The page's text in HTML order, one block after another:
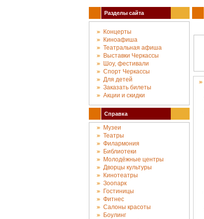
Разделы сайта
Концерты
Киноафиша
Театральная афиша
Выставки Черкассы
Шоу, фестивали
Спорт Черкассы
Для детей
Заказать билеты
Акции и скидки
Справка
Музеи
Театры
Филармония
Библиотеки
Молодёжные центры
Дворцы культуры
Кинотеатры
Зоопарк
Гостиницы
Фитнес
Салоны красоты
Боулинг